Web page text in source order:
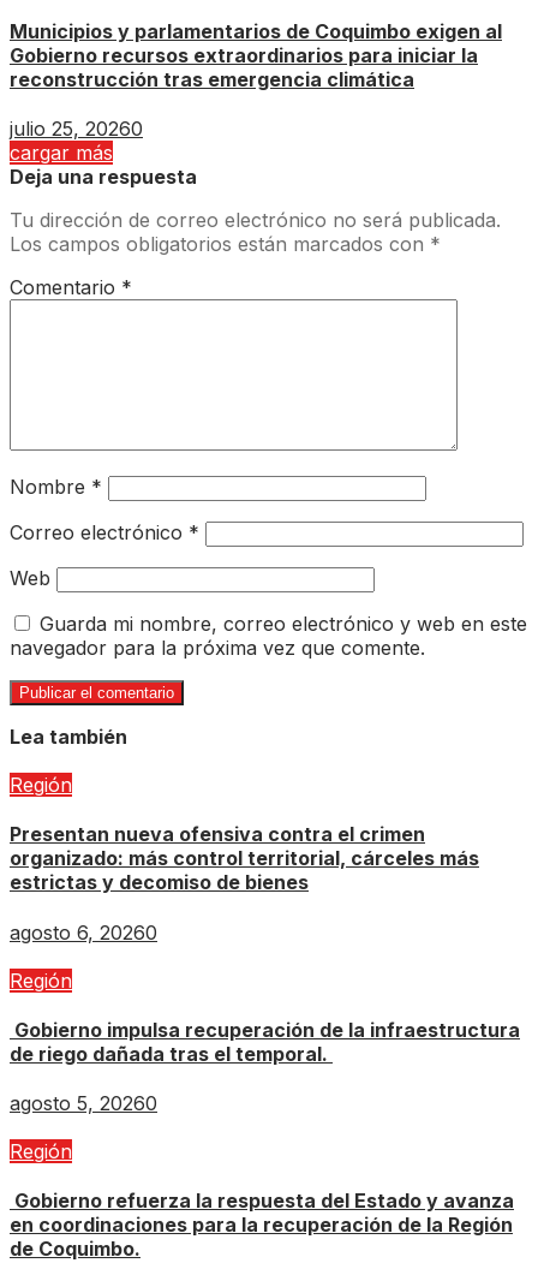
Municipios y parlamentarios de Coquimbo exigen al
Gobierno recursos extraordinarios para iniciar la
reconstrucción tras emergencia climática
julio 25, 20260
cargar más
Deja una respuesta
Tu dirección de correo electrónico no será publicada.
Los campos obligatorios están marcados con *
Comentario *
Nombre *
Correo electrónico *
Web
Guarda mi nombre, correo electrónico y web en este
navegador para la próxima vez que comente.
Lea también
Región
Presentan nueva ofensiva contra el crimen
organizado: más control territorial, cárceles más
estrictas y decomiso de bienes
agosto 6, 20260
Región
Gobierno impulsa recuperación de la infraestructura
de riego dañada tras el temporal.
agosto 5, 20260
Región
Gobierno refuerza la respuesta del Estado y avanza
en coordinaciones para la recuperación de la Región
de Coquimbo.